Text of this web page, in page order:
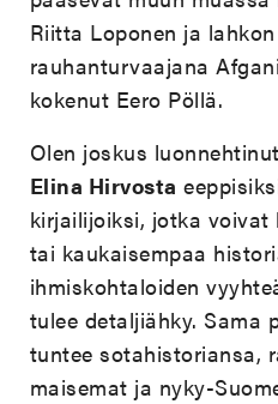
Riitta Loponen ja
rauhanturvaajana
kokenut Eero Pöllä.
Olen joskus luonnehtinut
Elina Hirvosta
kirjailijoiksi, jotka voivat
tai kaukaisempaa
ihmiskohtaloiden
tulee detaljiähky. Sama
tuntee sotahistoriansa,
maisemat ja nyky-